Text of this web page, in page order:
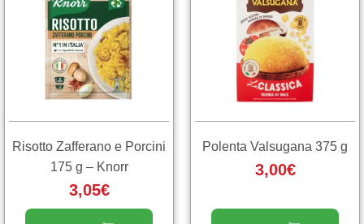
Risotto Zafferano e Porcini
175 g – Knorr
3,05€
Polenta Valsugana 375 g
3,00€